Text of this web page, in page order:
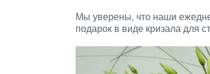
Мы уверены, что наши
подарок в виде кризала для